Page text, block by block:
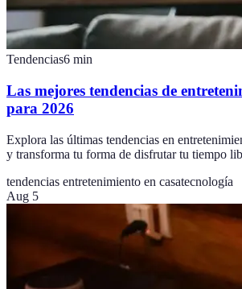
Tendencias6 min
Las mejores tendencias de
para 2026
Explora las últimas tendencias en
y transforma tu forma de disfrutar tu tiempo
tendencias entretenimiento en casatecnología
Aug 5